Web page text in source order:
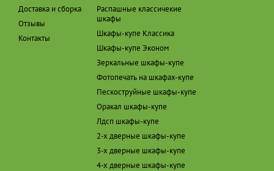
Доставка и сборка
Отзывы
Контакты
Распашные классичекие
шкафы
Шкафы-купе Классика
Шкафы-купе Эконом
Зеркальные шкафы-купе
Фотопечать на шкафах-купе
Пескоструйные шкафы-купе
Оракал шкафы-купе
Лдсп шкафы-купе
2-х дверные шкафы-купе
3-х дверные шкафы-купе
4-х дверные шкафы-купе